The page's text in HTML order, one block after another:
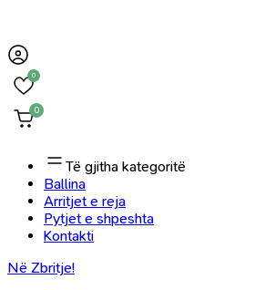
0
0
Të gjitha kategoritë
Ballina
Arritjet e reja
Pytjet e shpeshta
Kontakti
Në Zbritje!